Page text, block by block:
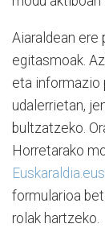
Aiaraldean ere
egitasmoak.
eta informazio
udalerrietan,
bultzatzeko.
Horretarako
Euskaraldia.eus
formularioa
rolak hartzeko.